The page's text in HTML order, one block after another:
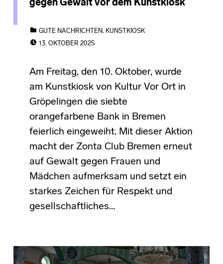
gegen Gewalt vor dem Kunstkiosk
GUTE NACHRICHTEN
KUNSTKIOSK
13. OKTOBER 2025
Am Freitag, den 10. Oktober, wurde
am Kunstkiosk von Kultur Vor Ort in
Gröpelingen die siebte
orangefarbene Bank in Bremen
feierlich eingeweiht. Mit dieser Aktion
macht der Zonta Club Bremen erneut
auf Gewalt gegen Frauen und
Mädchen aufmerksam und setzt ein
starkes Zeichen für Respekt und
gesellschaftliches…